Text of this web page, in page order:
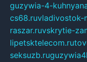
guzywia-4-
cs68.ruvladivostok-
raszar.ruvskrytie-
lipetsktelecom.ru
seksuzb.ru